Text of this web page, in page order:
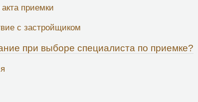
приемки
с застройщиком
при выборе специалиста по приемке?